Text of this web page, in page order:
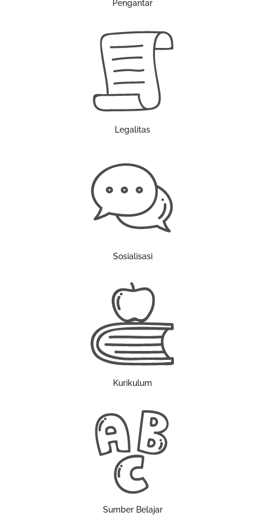
Pengantar
Legalitas
Sosialisasi
Kurikulum
Sumber Belajar